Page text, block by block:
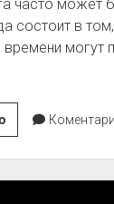
часто может
состоит в
могут
Киновечер
для
небольшой
компании